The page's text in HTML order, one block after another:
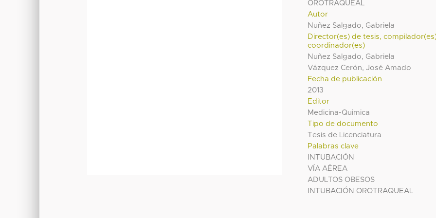
OROTRAQUEAL
Autor
Nuñez Salgado, Gabriela
Director(es) de tesis,
coordinador(es)
Nuñez Salgado, Gabriela
Vázquez Cerón, José Amado
Fecha de publicación
2013
Editor
Medicina-Quimica
Tipo de documento
Tesis de Licenciatura
Palabras clave
INTUBACIÓN
VÍA AÉREA
ADULTOS OBESOS
INTUBACIÓN OROTRAQUEAL